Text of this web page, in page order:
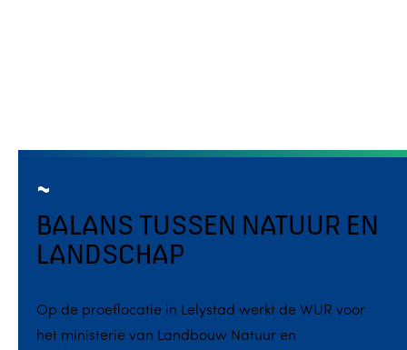
BALANS TUSSEN NATUUR EN
LANDSCHAP
Op de proeflocatie in Lelystad werkt de WUR voor
het ministerie van Landbouw Natuur en